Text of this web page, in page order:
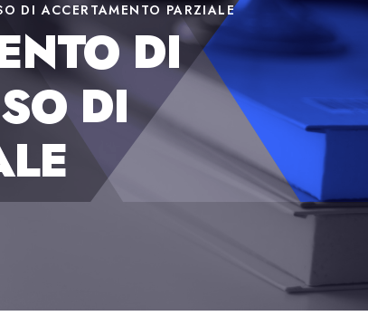
DI ACCERTAMENTO PARZIALE
DI
DI